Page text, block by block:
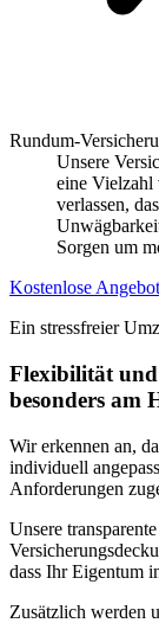
Rundum-
Unsere
eine Vielzahl
verlassen,
Sorgen um
Kostenlose
Ein stressfreier
Flexibilität und
besonders am
Wir erkennen an,
individuell
Anforderungen
Unsere
dass Ihr Eigentum
Zusätzlich werden